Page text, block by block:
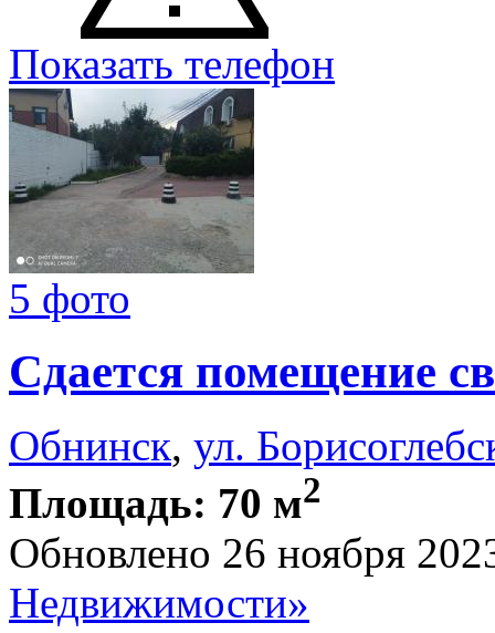
Показать телефон
5 фото
Сдается помещение
Обнинск, ул.
Площадь: 70 м2
Обновлено 26 ноября
Недвижимости»